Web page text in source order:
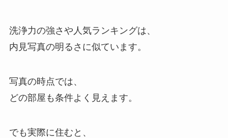
洗浄力の強さや人気ランキングは、
内見写真の明るさに似ています。
写真の時点では、
どの部屋も条件よく見えます。
でも実際に住むと、